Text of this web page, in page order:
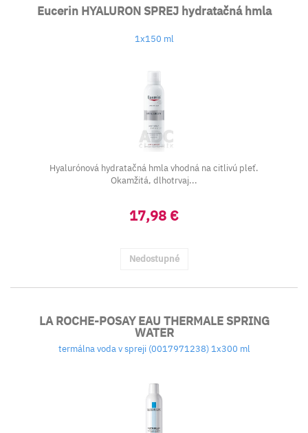
Eucerin HYALURON SPREJ hydratačná hmla
1x150 ml
Hyalurónová hydratačná hmla vhodná na citlivú pleť.
Okamžitá, dlhotrvaj...
17,98 €
Nedostupné
LA ROCHE-POSAY EAU THERMALE SPRING
WATER
termálna voda v spreji (0017971238) 1x300 ml